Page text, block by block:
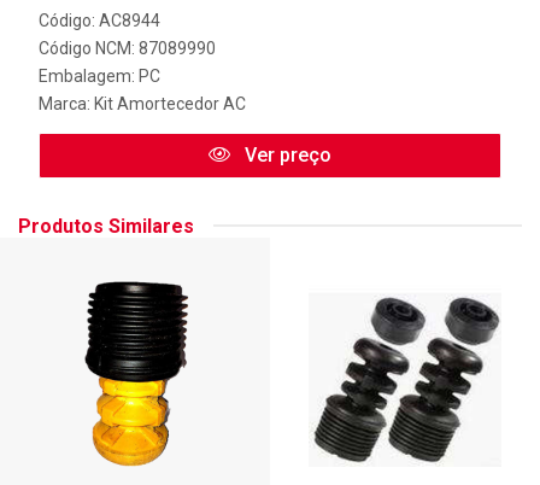
Código: AC8944
Código NCM: 87089990
Embalagem: PC
Marca: Kit Amortecedor AC
Ver preço
Produtos Similares